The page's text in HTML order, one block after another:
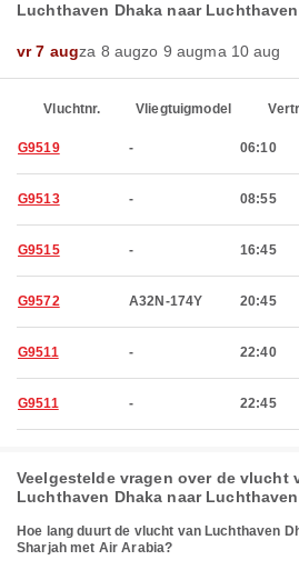
Luchthaven Dhaka naar
vr 7 augza 8 augzo 9 augma 10 aug
Vluchtnr. Vliegtuigmodel
G9519 - 06:10
G9513 - 08:55
G9515 - 16:45
G9572 A32N-174Y 20:45
G9511 - 22:40
G9511 - 22:45
Veelgestelde vragen over de vlucht
Luchthaven Dhaka naar
Hoe lang duurt de vlucht van Luchthaven
Sharjah met Air Arabia?